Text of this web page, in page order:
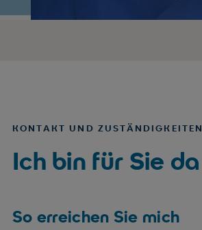
KONTAKT UND ZUSTÄNDIGKEITEN
Ich bin für Sie da
So erreichen Sie mich